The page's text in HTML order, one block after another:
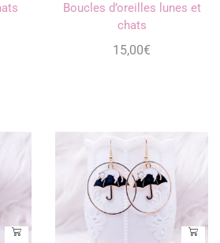
Boucles d’oreilles lunes et
chats
15,00€